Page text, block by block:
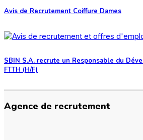
Avis de Recrutement Coiffure Dames
SBIN S.A. recrute un Responsable du
FTTH (H/F)
Agence de recrutement